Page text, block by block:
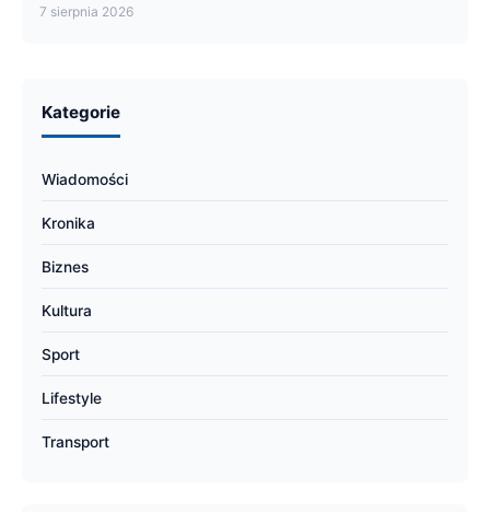
7 sierpnia 2026
Kategorie
Wiadomości
Kronika
Biznes
Kultura
Sport
Lifestyle
Transport